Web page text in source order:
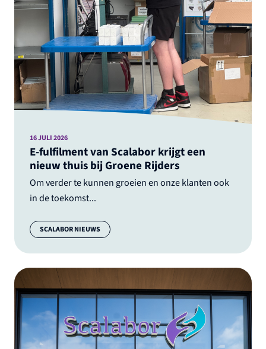
E-fulfilment van Scalabor krijgt een
nieuw thuis bij Groene Rijders
Om verder te kunnen groeien en onze klanten ook
in de toekomst...
16 JULI 2026
Categorie:
SCALABOR NIEUWS